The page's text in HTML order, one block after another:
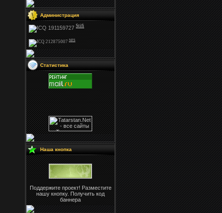
Администрация
Stifi
NFS
Статистика
Наша кнопка
Поддержите проект! Разместите
нашу кнопку. Получить код
баннера